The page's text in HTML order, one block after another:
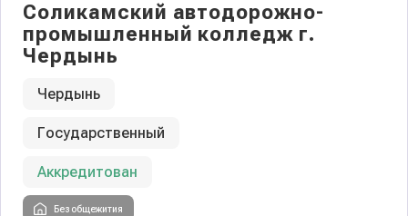
Соликамский автодорожно-
промышленный колледж г.
Чердынь
Чердынь
Государственный
Аккредитован
Без общежития